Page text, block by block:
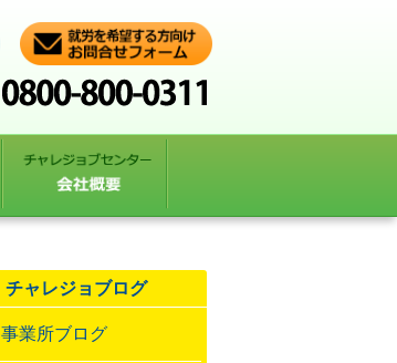
チャレジョブログ
事業所ブログ